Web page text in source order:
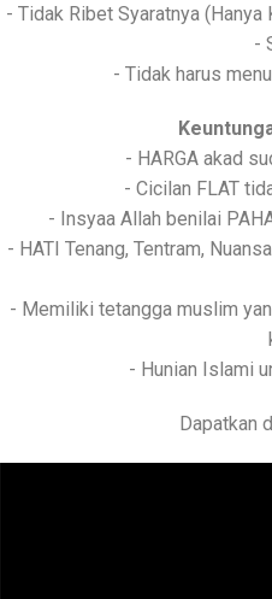
- Tidak Ribet Syaratnya (Hanya
-
- Tidak harus
- HARGA akad
- Cicilan FLAT
- Insyaa Allah benilai
- HATI Tenang, Tentram,
- Memiliki tetangga muslim
- Hunian Islami
Dapatkan